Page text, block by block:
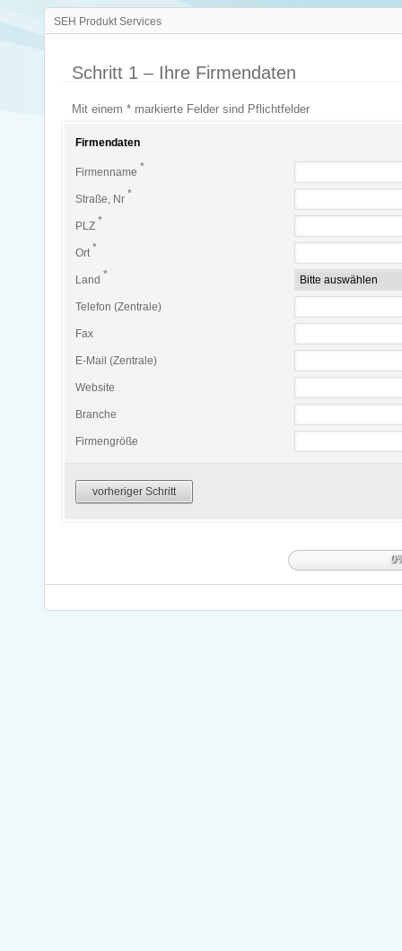
SEH Produkt Services
Schritt 1 – Ihre Firmendaten
Mit einem * markierte Felder sind Pflichtfelder
Firmendaten
Firmenname *
Straße, Nr *
PLZ *
Ort*
Land *
Telefon (Zentrale)
Fax
E-Mail (Zentrale)
Website
Branche
Firmengröße
vorheriger Schritt